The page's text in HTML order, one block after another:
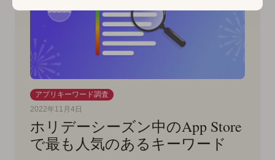
アプリキーワード調査
2022年11月4日
ホリデーシーズン中のApp Store
で最も人気のあるキーワード